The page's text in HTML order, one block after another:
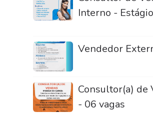
Interno - Estágio
Vendedor
Consultor(a) de
- 06 vagas